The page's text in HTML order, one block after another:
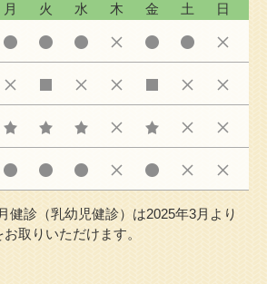
月 火 水 木 金 土 日
健診（乳幼児健診）は2025年3月より
取りいただけます。